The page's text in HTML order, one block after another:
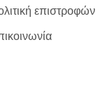
επιστροφών